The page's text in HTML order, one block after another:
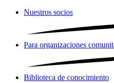
Nuestros socios
Para organizaciones
Biblioteca de conocimiento